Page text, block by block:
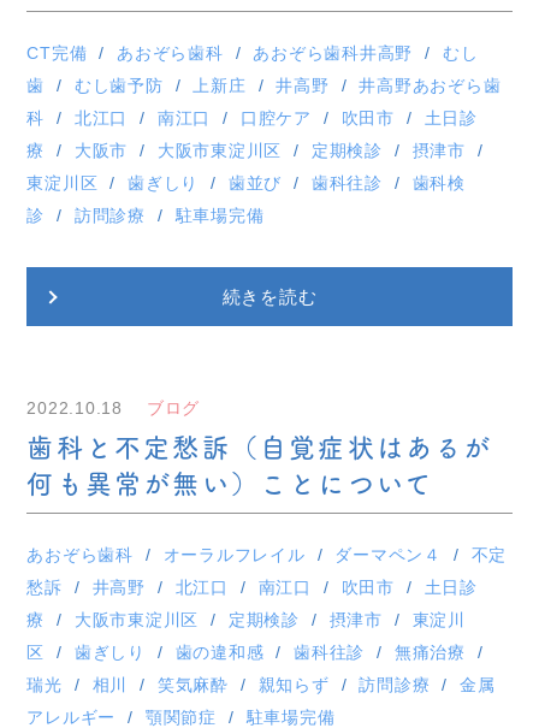
CT完備 あおぞら歯科 あおぞら歯科井高野
むし
歯
むし歯予防 上新庄 井高野
井高野あおぞら歯
科
北江口 南江口 口腔ケア 吹田市
土日診
療
大阪市 大阪市東淀川区 定期検診
摂津市
東淀川区
歯ぎしり 歯並び 歯科往診
歯科検
診
訪問診療 駐車場完備
続きを読む
2022.10.18 ブログ
歯科と不定愁訴（自覚症状はあるが
何も異常が無い）ことについて
あおぞら歯科 オーラルフレイル ダーマペン４
不定
愁訴
井高野 北江口 南江口 吹田市
土日診
療
大阪市東淀川区 定期検診 摂津市
東淀川
区
歯ぎしり 歯の違和感 歯科往診
無痛治療
瑞光
相川 笑気麻酔 親知らず 訪問診療
金属
アレルギー
顎関節症 駐車場完備